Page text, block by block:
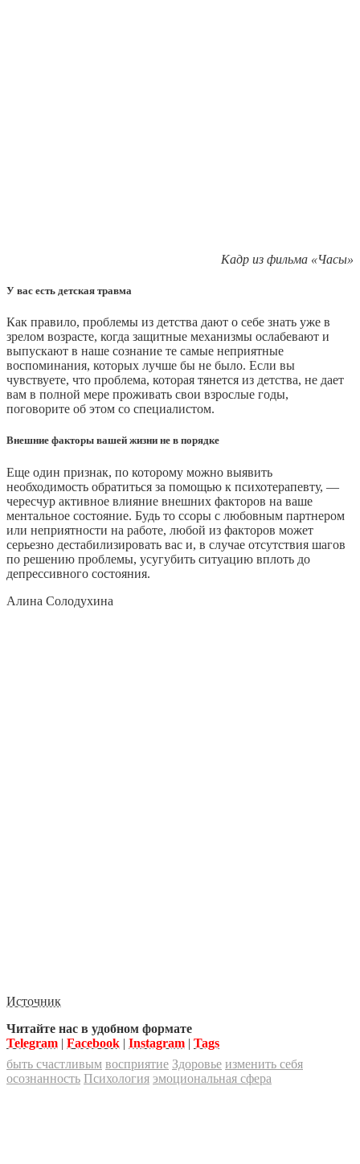
Кадр из фильма «Часы»
У вас есть детская травма
Как правило, проблемы из детства дают о себе знать уже в
зрелом возрасте, когда защитные механизмы ослабевают и
выпускают в наше сознание те самые неприятные
воспоминания, которых лучше бы не было. Если вы
чувствуете, что проблема, которая тянется из детства, не дает
вам в полной мере проживать свои взрослые годы,
поговорите об этом со специалистом.
Внешние факторы вашей жизни не в порядке
Еще один признак, по которому можно выявить
необходимость обратиться за помощью к психотерапевту, —
чересчур активное влияние внешних факторов на ваше
ментальное состояние. Будь то ссоры с любовным партнером
или неприятности на работе, любой из факторов может
серьезно дестабилизировать вас и, в случае отсутствия шагов
по решению проблемы, усугубить ситуацию вплоть до
депрессивного состояния.
Алина Солодухина
Источник
Читайте нас в удобном формате
Telegram | Facebook | Instagram | Tags
быть счастливым восприятие Здоровье изменить себя
осознанность Психология эмоциональная сфера